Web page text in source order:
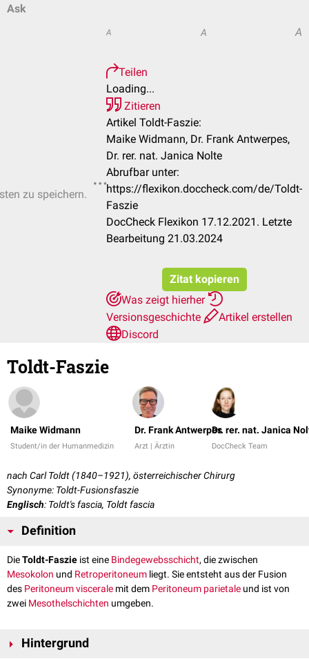
Ask
zu speichern.
A A A
Teilen
Loading...
Zitieren
Artikel Toldt-Faszie:
Maike Widmann, Dr. Frank Antwerpes,
Dr. rer. nat. Janica Nolte
Abrufbar unter:
https://flexikon.doccheck.com/de/Toldt-
Faszie
DocCheck Flexikon 17.12.2021. Letzte
Bearbeitung 21.03.2024
Zitat kopieren
Was zeigt hierher
Versionsgeschichte
Artikel erstellen
Discord
Toldt-Faszie
Maike Widmann
Student/in der Humanmedizin
Dr. Frank Antwerpes
Arzt | Ärztin
Dr. rer. nat. Janica
DocCheck Team
nach Carl Toldt (1840–1921), österreichischer Chirurg
Synonyme: Toldt-Fusionsfaszie
Englisch: Toldt's fascia, Toldt fascia
Definition
DieToldt-Faszie ist eine Bindegewebsschicht, die zwischen
Mesokolon und Retroperitoneum liegt. Sie entsteht aus der Fusion
des Peritoneum viscerale mit dem Peritoneum parietale und ist von
zwei Mesothelschichten umgeben.
Hintergrund